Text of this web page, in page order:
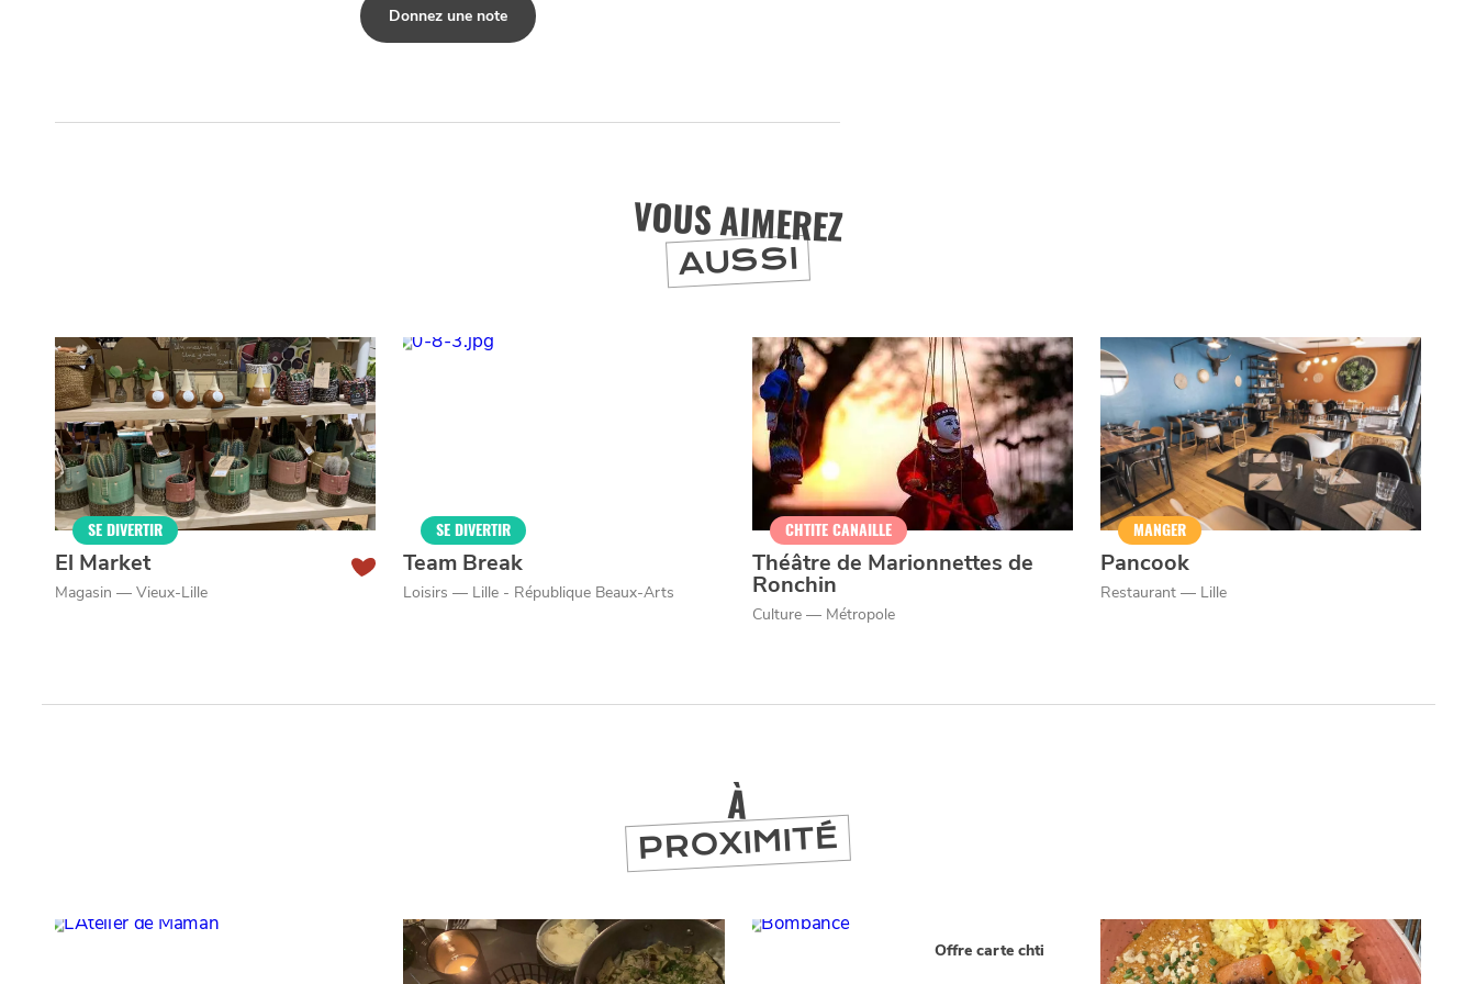
Qui sommes-nous ? Grande Cause
Politique éditoriale
Donnez une note
VOUS AIMEREZ
AUSSI
SE DIVERTIR
El Market
Magasin — Vieux-Lille
SE DIVERTIR
Team Break
Loisirs — Lille - République Beaux-Arts
CHTITE CANAILLE
Théâtre de Marionnettes de
Ronchin
Culture — Métropole
MANGER
Pancook
Restaurant — Lille
À
PROXIMITÉ
Offre carte chti